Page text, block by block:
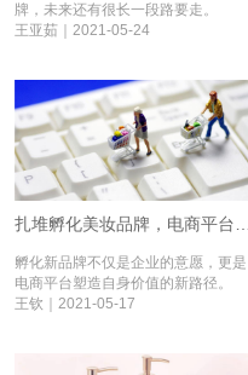
牌，未来还有很长一段路要走。
王亚茹｜2021-05-24
孵化新品牌不仅是企业的意愿，更是
电商平台塑造自身价值的新路径。
王钦｜2021-05-17